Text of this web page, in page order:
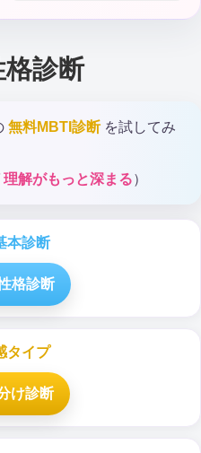
診断
無料MBTI診断を試してみ
理解がもっと深まる）
本診断
格診断
タイプ
け診断